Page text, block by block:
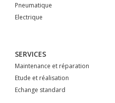
Pneumatique
Electrique
SERVICES
Maintenance et réparation
Etude et réalisation
Echange standard